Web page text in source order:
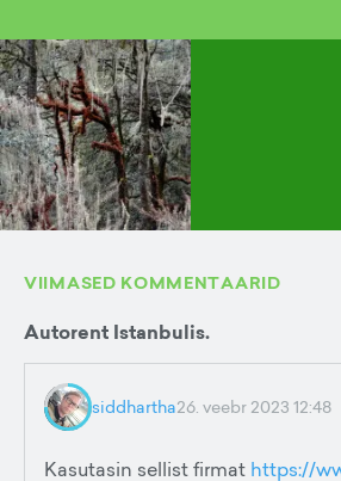
VIIMASED KOMMENTAARID
Autorent Istanbulis.
siddhartha26. veebr 2023 12:48
Kasutasin sellist firmat https://